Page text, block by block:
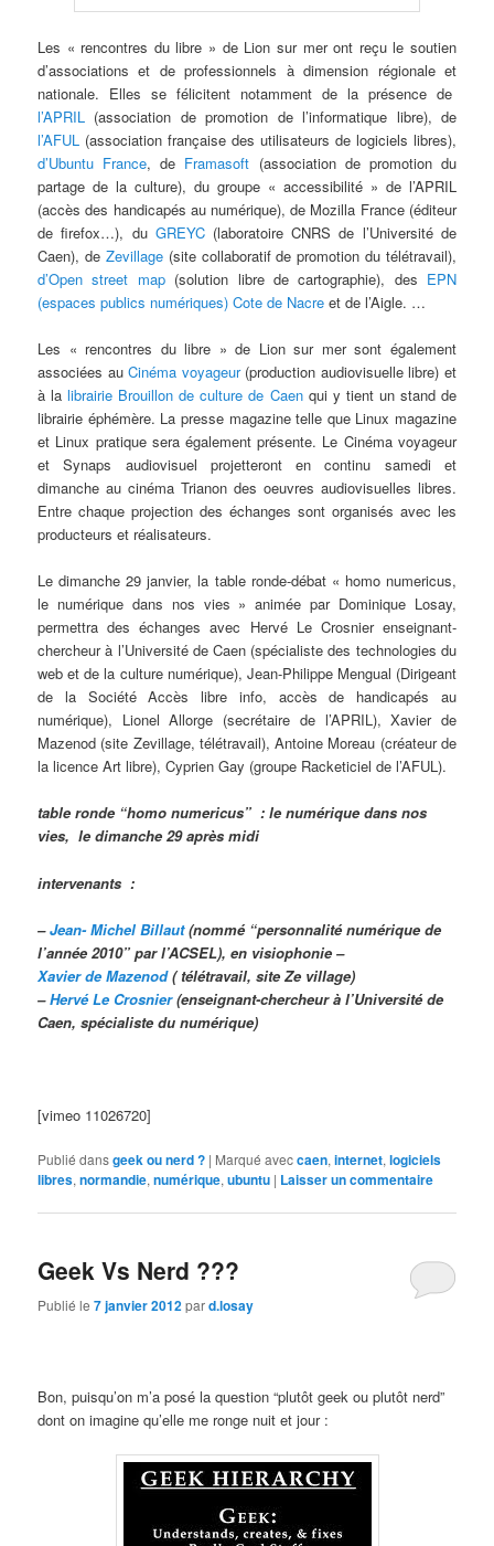
Les « rencontres du libre » de Lion sur mer ont reçu le soutien
d’associations et de professionnels à dimension régionale et
nationale. Elles se félicitent notamment de la présence de
l’APRIL (association de promotion de l’informatique libre), de
l’AFUL (association française des utilisateurs de logiciels libres),
d’Ubuntu France, de Framasoft (association de promotion du
partage de la culture), du groupe « accessibilité » de l’APRIL
(accès des handicapés au numérique), de Mozilla France (éditeur
de firefox…), du GREYC(laboratoire CNRS de l’Université de
Caen), de Zevillage(site collaboratif de promotion du télétravail),
d’Open street map (solution libre de cartographie), des EPN
(espaces publics numériques) Cote de Nacreet de l’Aigle. …
Les « rencontres du libre » de Lion sur mer sont également
associées auCinéma voyageur (production audiovisuelle libre) et
à lalibrairie Brouillon de culture de Caen qui y tient un stand de
librairie éphémère. La presse magazine telle que Linux magazine
et Linux pratique sera également présente. Le Cinéma voyageur
et Synaps audiovisuel projetteront en continu samedi et
dimanche au cinéma Trianon des oeuvres audiovisuelles libres.
Entre chaque projection des échanges sont organisés avec les
producteurs et réalisateurs.
Le dimanche 29 janvier, la table ronde-débat « homo numericus,
le numérique dans nos vies » animée par Dominique Losay,
permettra des échanges avec Hervé Le Crosnier enseignant-
chercheur à l’Université de Caen (spécialiste des technologies du
web et de la culture numérique), Jean-Philippe Mengual (Dirigeant
de la Société Accès libre info, accès de handicapés au
numérique), Lionel Allorge (secrétaire de l’APRIL), Xavier de
Mazenod (site Zevillage, télétravail), Antoine Moreau (créateur de
la licence Art libre), Cyprien Gay (groupe Racketiciel de l’AFUL).
table ronde “homo numericus” : le numérique dans nos
vies, le dimanche 29 après midi
intervenants :
–Jean- Michel Billaut(nommé “personnalité numérique de
l’année 2010” par l’ACSEL), en visiophonie –
Xavier de Mazenod( télétravail, site Ze village)
–Hervé Le Crosnier(enseignant-chercheur à l’Université de
Caen, spécialiste du numérique)
[vimeo 11026720]
Publié dansgeek ou nerd ? | Marqué aveccaen,internet,logiciels
libres,normandie,numérique,ubuntu | Laisser un commentaire
Geek Vs Nerd ???
Publié le7 janvier 2012pard.losay
Bon, puisqu’on m’a posé la question “plutôt geek ou plutôt nerd”
dont on imagine qu’elle me ronge nuit et jour :